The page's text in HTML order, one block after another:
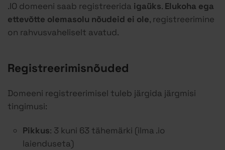
.IO domeeni saab registreerida igaüks. Elukoha ega
ettevõtte olemasolu nõudeid ei ole, registreerimine
on rahvusvaheliselt avatud.
Registreerimisnõuded
Domeeni registreerimisel tuleb järgida järgmisi
tingimusi:
Pikkus: 3 kuni 63 tähemärki (ilma .io
laienduseta)